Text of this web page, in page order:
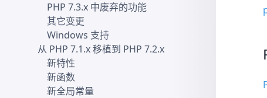
PHP 7.3.x 中废弃的功能
其它变更
Windows 支持
从 PHP 7.1.x 移植到 PHP 7.2.x
新特性
新函数
新全局常量